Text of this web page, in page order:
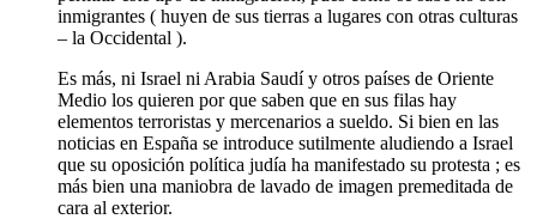
inmigrantes ( huyen de sus tierras a lugares con otras culturas
– la Occidental ).
Es más, ni Israel ni Arabia Saudí y otros países de Oriente
Medio los quieren por que saben que en sus filas hay
elementos terroristas y mercenarios a sueldo. Si bien en las
noticias en España se introduce sutilmente aludiendo a Israel
que su oposición política judía ha manifestado su protesta ; es
más bien una maniobra de lavado de imagen premeditada de
cara al exterior.